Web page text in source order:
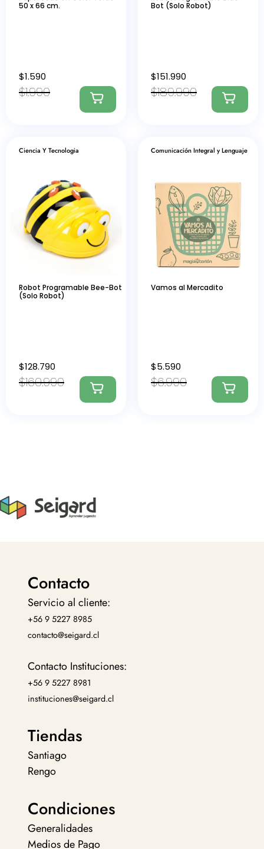
50 x 66 cm.
$1.990
$1.590
Bot (Solo Robot)
$189.990
$151.990
Ciencia Y Tecnologia
Robot Programable Bee-Bot
(Solo Robot)
$160.990
$128.790
Comunicación Integral y Lenguaje
Vamos al Mercadito
$6.990
$5.590
Contacto
Servicio al cliente:
+56 9 5227 8985
contacto@seigard.cl
Contacto Instituciones:
+56 9 5227 8981
instituciones@seigard.cl
Tiendas
Santiago
Rengo
Condiciones
Generalidades
Medios de Pago